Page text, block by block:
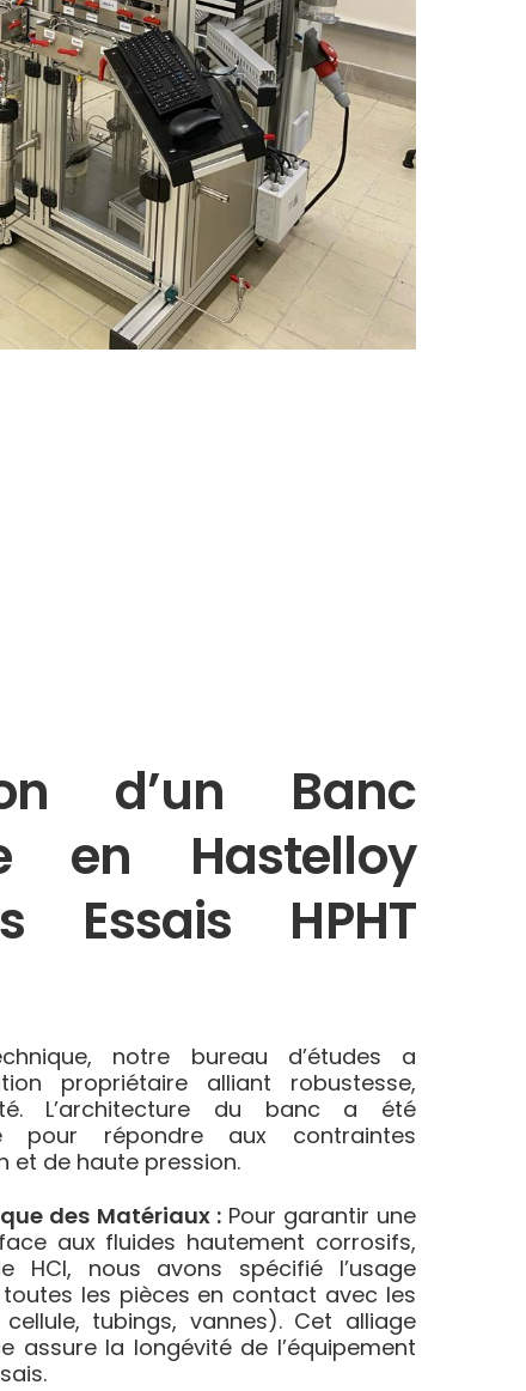
d’un Banc
en Hastelloy
Essais HPHT
notre bureau d’études a
propriétaire alliant robustesse,
L’architecture du banc a été
pour répondre aux contraintes
et de haute pression.
des Matériaux :Pour garantir une
aux fluides hautement corrosifs,
HCl, nous avons spécifié l’usage
les pièces en contact avec les
tubings, vannes). Cet alliage
assure la longévité de l’équipement